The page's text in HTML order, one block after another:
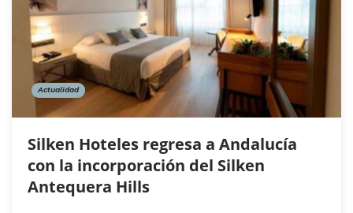
Actualidad
Silken Hoteles regresa a Andalucía
con la incorporación del Silken
Antequera Hills